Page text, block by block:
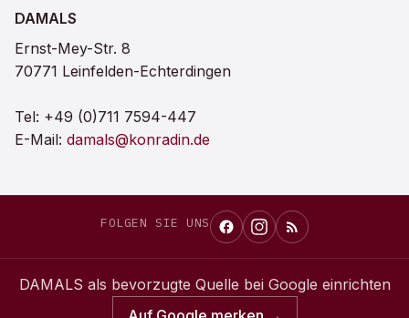
DAMALS
Ernst-Mey-Str. 8
70771 Leinfelden-Echterdingen
Tel: +49 (0)711 7594-447
E-Mail: damals@konradin.de
FOLGEN SIE UNS
DAMALS als bevorzugte Quelle bei Google einrichten